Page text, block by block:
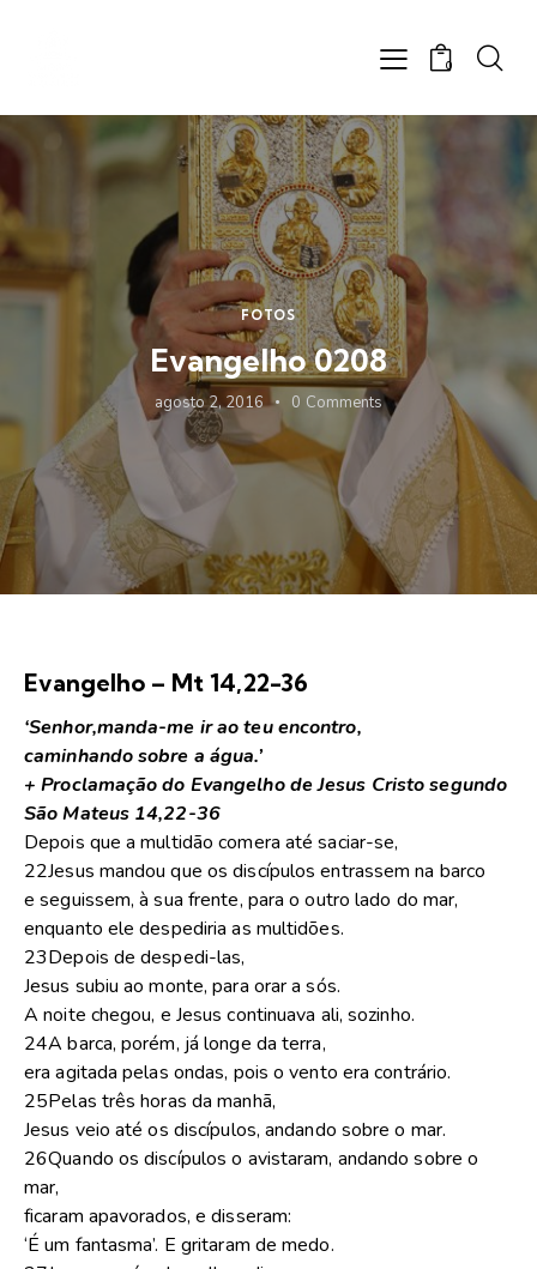
0
FOTOS
Evangelho 0208
agosto 2, 2016 0 Comments
Evangelho – Mt 14,22-36
‘Senhor,manda-me ir ao teu encontro,
caminhando sobre a água.’
+ Proclamação do Evangelho de Jesus Cristo segundo
São Mateus 14,22-36
Depois que a multidão comera até saciar-se,
22Jesus mandou que os discípulos entrassem na barco
e seguissem, à sua frente, para o outro lado do mar,
enquanto ele despediria as multidões.
23Depois de despedi-las,
Jesus subiu ao monte, para orar a sós.
A noite chegou, e Jesus continuava ali, sozinho.
24A barca, porém, já longe da terra,
era agitada pelas ondas, pois o vento era contrário.
25Pelas três horas da manhã,
Jesus veio até os discípulos, andando sobre o mar.
26Quando os discípulos o avistaram, andando sobre o
mar,
ficaram apavorados, e disseram:
‘É um fantasma’. E gritaram de medo.